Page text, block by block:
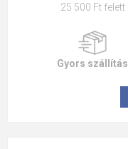
25 500 Ft felett
Gyors szállítás